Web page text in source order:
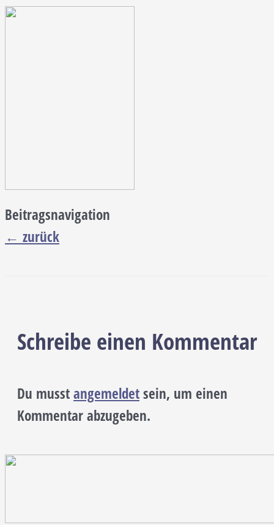
Beitragsnavigation
← zurück
Schreibe einen Kommentar
Du musstangemeldetsein, um einen
Kommentar abzugeben.